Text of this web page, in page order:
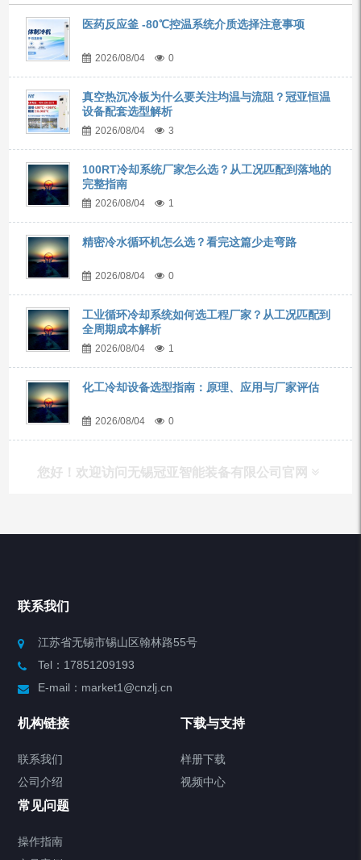
医药反应釜 -80℃控温系统介质选择注意事项
2026/08/04 0
真空热沉冷板为什么要关注均温与流阻？冠亚恒温
设备配套选型解析
2026/08/04 3
100RT冷却系统厂家怎么选？从工况匹配到落地的
完整指南
2026/08/04 1
精密冷水循环机怎么选？看完这篇少走弯路
2026/08/04 0
工业循环冷却系统如何选工程厂家？从工况匹配到
全周期成本解析
2026/08/04 1
化工冷却设备选型指南：原理、应用与厂家评估
2026/08/04 0
您好！欢迎访问无锡冠亚智能装备有限公司官网
制冷加热动态控温系统
Chiller直冷控温机组
联系我们
江苏省无锡市锡山区翰林路55号
Tel：17851209193
E-mail：market1@cnzlj.cn
机构链接
联系我们
公司介绍
下载与支持
样册下载
视频中心
常见问题
操作指南